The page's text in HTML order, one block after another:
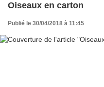
Oiseaux en carton
Publié le 30/04/2018 à 11:45